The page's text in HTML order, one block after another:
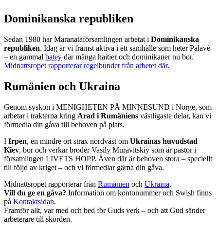
Dominikanska republiken
Sedan 1980 har Maranataförsamlingen arbetat i Dominikanska
republiken. Idag är vi främst aktiva i ett samhälle som heter Palavé
– en gammal batey där många haitier och dominikaner nu bor.
Midnattsropet rapporterar regelbundet från arbetet där.
Rumänien och Ukraina
Genom syskon i MENIGHETEN PÅ MINNESUND i Norge, som
arbetar i trakterna kring Arad i Rumäniens västligaste delar, kan vi
förmedla din gåva till behoven på plats.
I Irpen, en mindre ort strax nordväst om Ukrainas huvudstad
Kiev, bor och verkar broder Vasily Muravitskiy som är pastor i
församlingen LIVETS HOPP. Även där är behoven stora – speciellt
till följd av kriget – och vi förmedlar gärna din gåva.
Midnattsropet rapporterar från Rumänien och Ukraina.
Vill du ge en gåva? Information om kontonummer och Swish finns
på Kontaktsidan.
Framför allt, var med och bed för Guds verk – och att Gud sänder
arbeterare till skörden.